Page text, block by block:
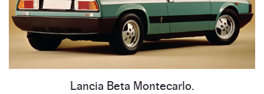
Lancia Beta Montecarlo.